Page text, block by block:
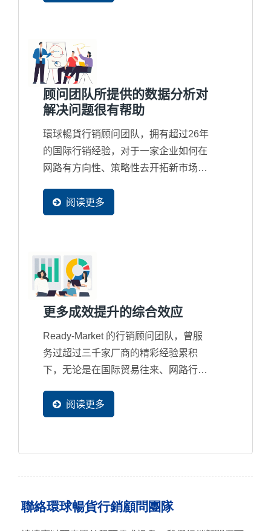
顾问团队所提供的数据分析对
解决问题很有帮助
環球暢貨行销顾问团队，拥有超过26年
的国际行销经验，对于一家企业如何在
网路有方向性、策略性去开拓新市场及
正，以确保客户可以达到预期网路行销
的效益。
阅读更多
更多成效提升的综合效应
Ready-Market 的行销顾问团队，曾服
务过超过三千家厂商的精彩经验累积
下，无论是在国际贸易往来、网路行销
网站设计优化、系统设计优化，甚至是
Google...
阅读更多